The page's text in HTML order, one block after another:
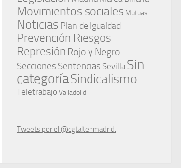
Movimientos sociales Mutuas
Noticias Plan de Igualdad
Prevención Riesgos
Represión Rojo y Negro
Secciones Sentencias Sevilla Sin
categoríaSindicalismo
Teletrabajo Valladolid
Tweets por el @cgtaltenmadrid.